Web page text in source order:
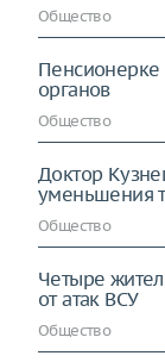
Общество
Пенсионерке
органов
Общество
Доктор
уменьшения
Общество
Четыре
от атак ВСУ
Общество